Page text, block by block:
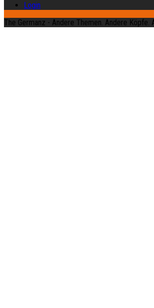
Login
The Germanz - Andere Themen. Andere Köpfe.